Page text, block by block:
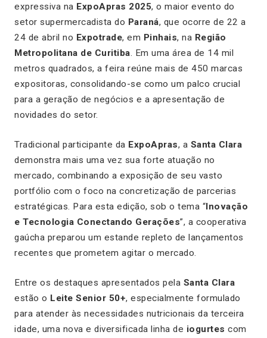
expressiva na ExpoApras 2025, o maior evento do
setor supermercadista do Paraná, que ocorre de 22 a
24 de abril no Expotrade, em Pinhais, na Região
Metropolitana de Curitiba. Em uma área de 14 mil
metros quadrados, a feira reúne mais de 450 marcas
expositoras, consolidando-se como um palco crucial
para a geração de negócios e a apresentação de
novidades do setor.
Tradicional participante da ExpoApras, a Santa Clara
demonstra mais uma vez sua forte atuação no
mercado, combinando a exposição de seu vasto
portfólio com o foco na concretização de parcerias
estratégicas. Para esta edição, sob o tema “Inovação
e Tecnologia Conectando Gerações”, a cooperativa
gaúcha preparou um estande repleto de lançamentos
recentes que prometem agitar o mercado.
Entre os destaques apresentados pela Santa Clara
estão o Leite Senior 50+, especialmente formulado
para atender às necessidades nutricionais da terceira
idade, uma nova e diversificada linha de iogurtes com